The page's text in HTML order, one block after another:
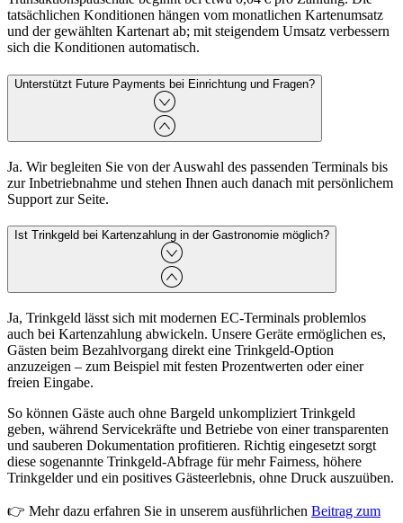
tatsächlichen Konditionen hängen vom monatlichen Kartenumsatz
und der gewählten Kartenart ab; mit steigendem Umsatz verbessern
sich die Konditionen automatisch.
Unterstützt Future Payments bei Einrichtung und Fragen?
Ja. Wir begleiten Sie von der Auswahl des passenden Terminals bis
zur Inbetriebnahme und stehen Ihnen auch danach mit persönlichem
Support zur Seite.
Ist Trinkgeld bei Kartenzahlung in der Gastronomie möglich?
Ja, Trinkgeld lässt sich mit modernen EC-Terminals problemlos
auch bei Kartenzahlung abwickeln. Unsere Geräte ermöglichen es,
Gästen beim Bezahlvorgang direkt eine Trinkgeld-Option
anzuzeigen – zum Beispiel mit festen Prozentwerten oder einer
freien Eingabe.
So können Gäste auch ohne Bargeld unkompliziert Trinkgeld
geben, während Servicekräfte und Betriebe von einer transparenten
und sauberen Dokumentation profitieren. Richtig eingesetzt sorgt
diese sogenannte Trinkgeld-Abfrage für mehr Fairness, höhere
Trinkgelder und ein positives Gästeerlebnis, ohne Druck auszuüben.
👉 Mehr dazu erfahren Sie in unserem ausführlichen Beitrag zum